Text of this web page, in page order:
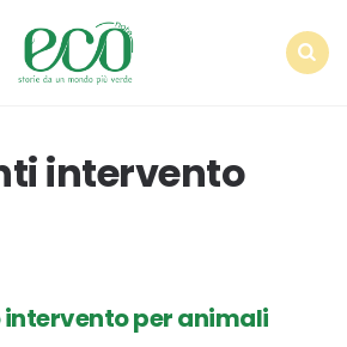
intervento
per animali